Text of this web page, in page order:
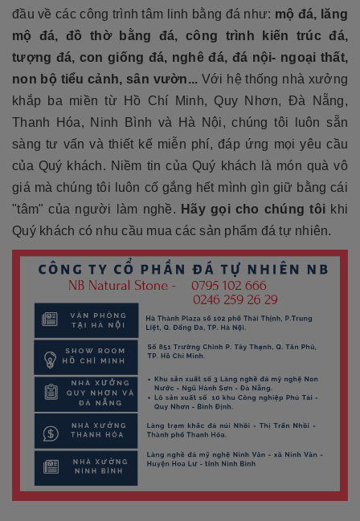
đầu về các công trình tâm linh bằng đá như: mộ đá, lăng
mộ đá, đồ thờ bằng đá, công trình kiến trúc đá,
tượng đá, con giống đá, nghê đá, đá nội- ngoại thất,
non bộ tiểu cảnh, sân vườn... Với hệ thống nhà xưởng
khắp ba miền từ Hồ Chí Minh, Quy Nhơn, Đà Nẵng,
Thanh Hóa, Ninh Bình và Hà Nội, chúng tôi luôn sẵn
sàng tư vấn và thiết kế miễn phí, đáp ứng mọi yêu cầu
của Quý khách. Niềm tin của Quý khách là món quà vô
giá mà chúng tôi luôn cố gắng hết mình gìn giữ bằng cái
"tâm" của người làm nghề. Hãy gọi cho chúng tôi khi
Quý khách có nhu cầu mua các sản phẩm đá tự nhiên.